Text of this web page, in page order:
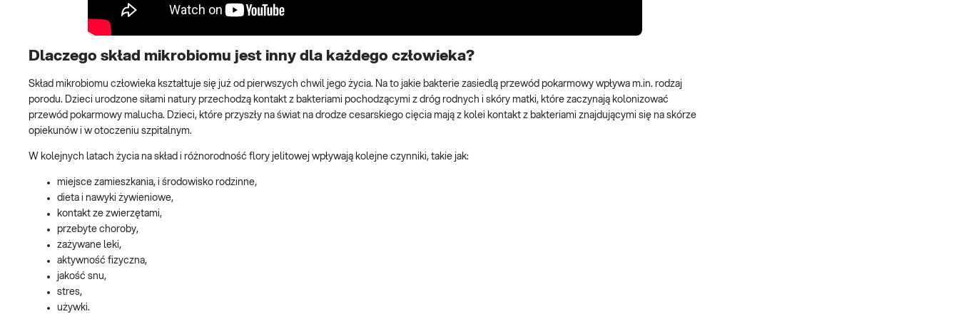
Dlaczego skład mikrobiomu jest inny dla każdego człowieka?
Skład mikrobiomu człowieka kształtuje się już od pierwszych chwil jego życia. Na to jakie bakterie zasiedlą przewód pokarmowy wpływa m.in. rodzaj
porodu. Dzieci urodzone siłami natury przechodzą kontakt z bakteriami pochodzącymi z dróg rodnych i skóry matki, które zaczynają kolonizować
przewód pokarmowy malucha. Dzieci, które przyszły na świat na drodze cesarskiego cięcia mają z kolei kontakt z bakteriami znajdującymi się na skórze
opiekunów i w otoczeniu szpitalnym.
W kolejnych latach życia na skład i różnorodność flory jelitowej wpływają kolejne czynniki, takie jak:
miejsce zamieszkania, i środowisko rodzinne,
dieta i nawyki żywieniowe,
kontakt ze zwierzętami,
przebyte choroby,
zażywane leki,
aktywność fizyczna,
jakość snu,
stres,
używki.